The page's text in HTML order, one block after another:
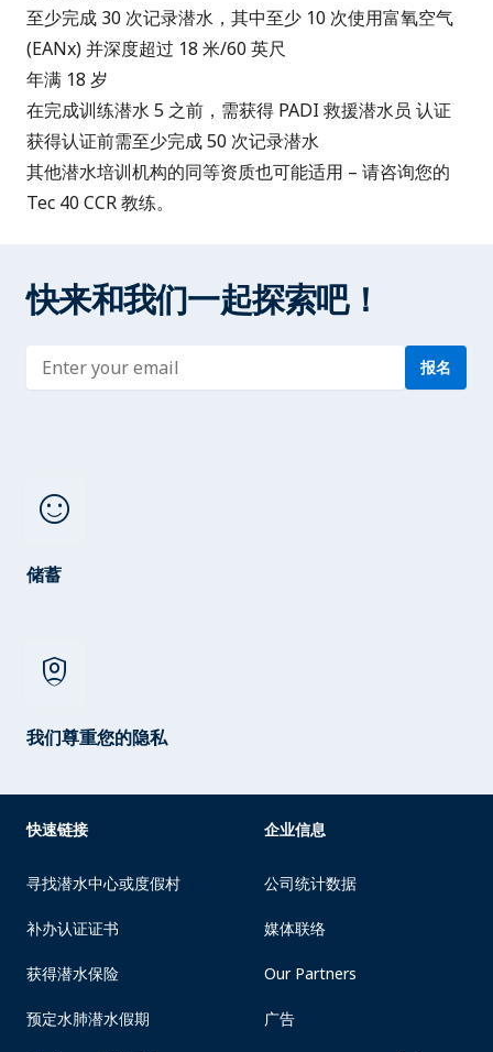
至少完成 30 次记录潜水，其中至少 10 次使用富氧空气
(EANx) 并深度超过 18 米/60 英尺
年满 18 岁
在完成训练潜水 5 之前，需获得 PADI 救援潜水员 认证
获得认证前需至少完成 50 次记录潜水
其他潜水培训机构的同等资质也可能适用 – 请咨询您的
Tec 40 CCR 教练。
快来和我们一起探索吧！
Enter address 报名
sentiment_satisfied
储蓄
shield_person
我们尊重您的隐私
快速链接
寻找潜水中心或度假村
补办认证证书
获得潜水保险
预定水肺潜水假期
企业信息
公司统计数据
媒体联络
Our Partners
广告